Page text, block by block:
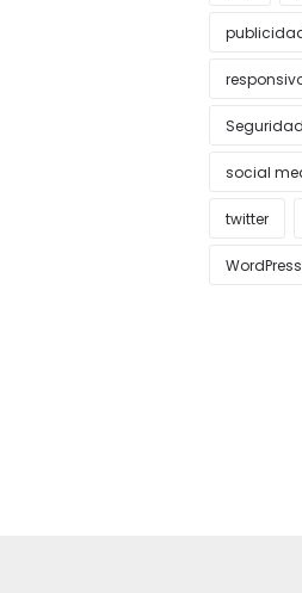
Seguridad
social
twitter
WordPress